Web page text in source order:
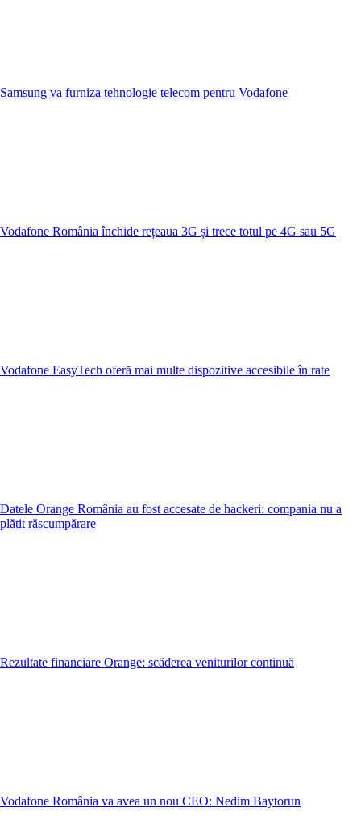
Samsung va furniza tehnologie telecom pentru Vodafone
Vodafone România închide rețeaua 3G și trece totul pe 4G sau 5G
Vodafone EasyTech oferă mai multe dispozitive accesibile în rate
Datele Orange România au fost accesate de hackeri: compania nu a
plătit răscumpărare
Rezultate financiare Orange: scăderea veniturilor continuă
Vodafone România va avea un nou CEO: Nedim Baytorun